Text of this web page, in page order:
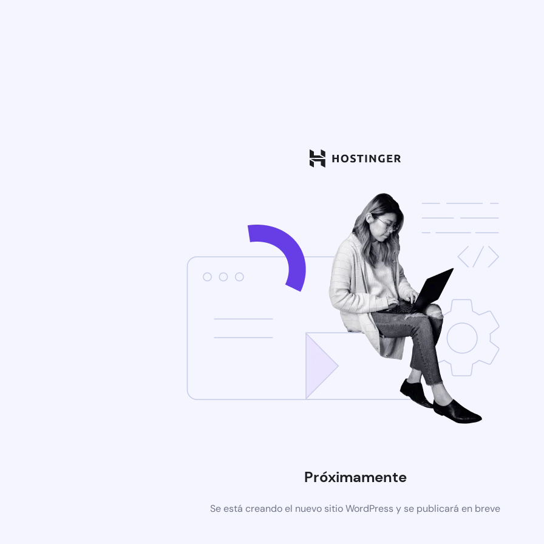
Próximamente
Se está creando el nuevo sitio WordPress y se publicará en breve